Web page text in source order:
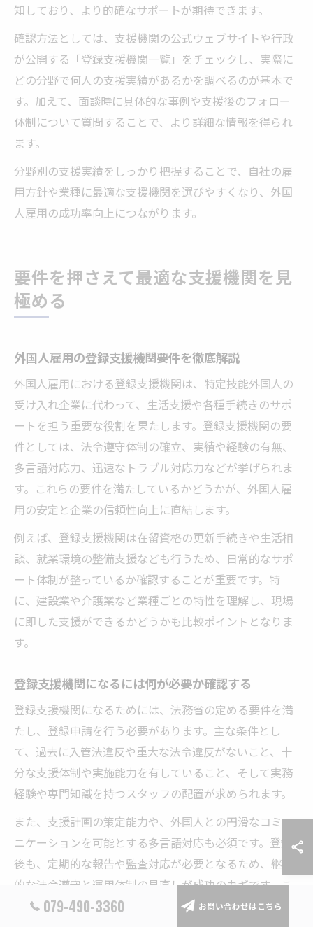
知しており、より的確なサポートが期待できます。
確認方法としては、支援機関の公式ウェブサイトや行政
が公開する「登録支援機関一覧」をチェックし、実際に
どの分野で何人の支援実績があるかを調べるのが基本で
す。加えて、面談時に具体的な事例や支援後のフォロー
体制について質問することで、より詳細な情報を得られ
ます。
分野別の支援実績をしっかり把握することで、自社の雇
用方針や業種に最適な支援機関を選びやすくなり、外国
人雇用の成功率向上につながります。
要件を押さえて最適な支援機関を見
極める
外国人雇用の登録支援機関要件を徹底解説
外国人雇用における登録支援機関は、特定技能外国人の
受け入れ企業に代わって、生活支援や各種手続きのサポ
ートを担う重要な役割を果たします。登録支援機関の要
件としては、法令遵守体制の確立、実績や経験の有無、
多言語対応力、迅速なトラブル対応力などが挙げられま
す。これらの要件を満たしているかどうかが、外国人雇
用の安定と企業の信頼性向上に直結します。
例えば、登録支援機関は在留資格の更新手続きや生活相
談、就業環境の整備支援なども行うため、日常的なサポ
ート体制が整っているか確認することが重要です。特
に、建設業や介護業など業種ごとの特性を理解し、現場
に即した支援ができるかどうかも比較ポイントとなりま
す。
登録支援機関になるには何が必要か確認する
登録支援機関になるためには、法務省の定める要件を満
たし、登録申請を行う必要があります。主な条件とし
て、過去に入管法違反や重大な法令違反がないこと、十
分な支援体制や実施能力を有していること、そして実務
経験や専門知識を持つスタッフの配置が求められます。
また、支援計画の策定能力や、外国人との円滑なコミュ
ニケーションを可能とする多言語対応も必須です。登録
後も、定期的な報告や監査対応が必要となるため、継続
的な法令遵守と運用体制の見直しが成功のカギです。こ
れらの条件をクリアしなければ、登録支援機関として認
079-490-3360 お問い合わせはこちら